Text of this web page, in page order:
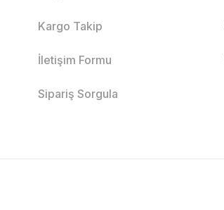
Kargo Takip
İletişim Formu
Sipariş Sorgula